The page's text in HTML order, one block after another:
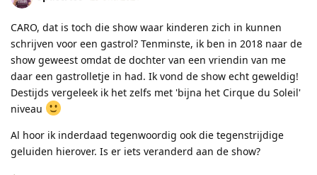
CARO, dat is toch die show waar kinderen zich in kunnen
schrijven voor een gastrol? Tenminste, ik ben in 2018 naar de
show geweest omdat de dochter van een vriendin van me
daar een gastrolletje in had. Ik vond de show echt geweldig!
Destijds vergeleek ik het zelfs met 'bijna het Cirque du Soleil'
niveau
Al hoor ik inderdaad tegenwoordig ook die tegenstrijdige
geluiden hierover. Is er iets veranderd aan de show?